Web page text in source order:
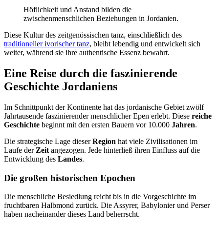
Höflichkeit und Anstand bilden die
zwischenmenschlichen Beziehungen in Jordanien.
Diese Kultur des zeitgenössischen tanz, einschließlich des
traditioneller ivorischer tanz, bleibt lebendig und entwickelt sich
weiter, während sie ihre authentische Essenz bewahrt.
Eine Reise durch die faszinierende
Geschichte Jordaniens
Im Schnittpunkt der Kontinente hat das jordanische Gebiet zwölf
Jahrtausende faszinierender menschlicher Epen erlebt. Diese reiche
Geschichte beginnt mit den ersten Bauern vor 10.000 Jahren.
Die strategische Lage dieserRegion hat viele Zivilisationen im
Laufe der Zeit angezogen. Jede hinterließ ihren Einfluss auf die
Entwicklung des Landes.
Die großen historischen Epochen
Die menschliche Besiedlung reicht bis in die Vorgeschichte im
fruchtbaren Halbmond zurück. Die Assyrer, Babylonier und Perser
haben nacheinander dieses Land beherrscht.